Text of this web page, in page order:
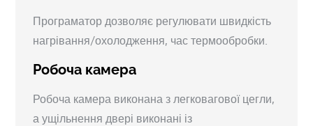
Програматор дозволяє регулювати швидкість
нагрівання/охолодження, час термообробки.
Робоча камера
Робоча камера виконана з легковагової цегли,
а ущільнення двері виконані із